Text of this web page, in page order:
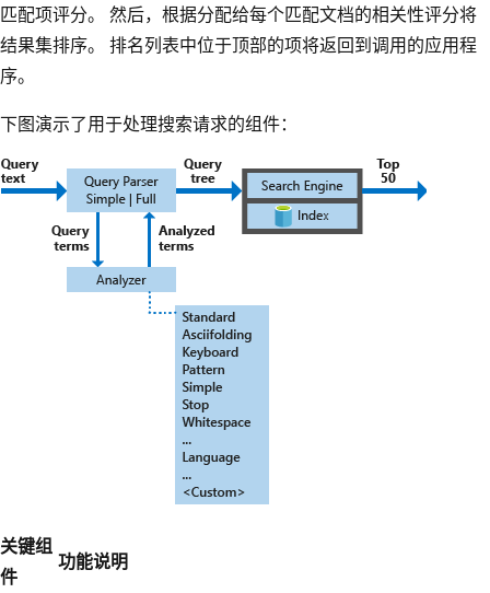
匹配项评分。 然后，根据分配给每个匹配文档的相关性评分将
结果集排序。 排名列表中位于顶部的项将返回到调用的应用程
序。
下图演示了用于处理搜索请求的组件：
关键组
件
功能说明